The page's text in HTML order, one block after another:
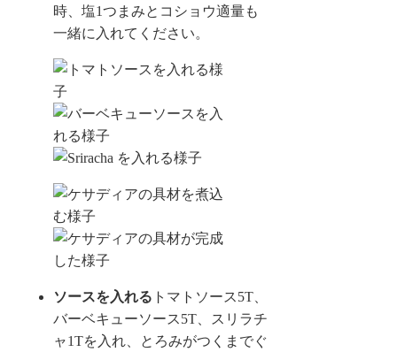
時、塩1つまみとコショウ適量も
一緒に入れてください。
ソースを入れる トマトソース5T、
バーベキューソース5T、スリラチ
ャ1Tを入れ、とろみがつくまでぐ